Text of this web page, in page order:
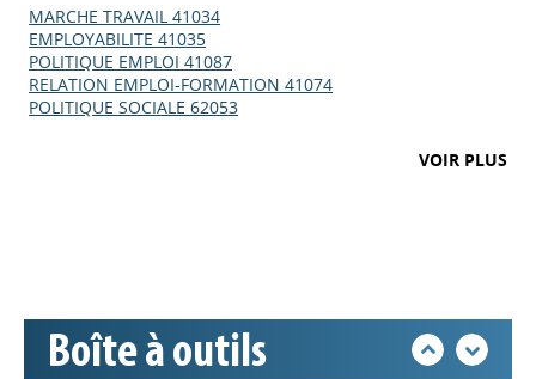
MARCHE TRAVAIL 41034
EMPLOYABILITE 41035
POLITIQUE EMPLOI 41087
RELATION EMPLOI-FORMATION 41074
POLITIQUE SOCIALE 62053
VOIR PLUS
Boîte à outils
Appels à projets
Base documentaire